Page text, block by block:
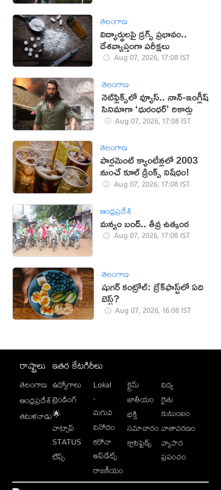
తెలంగాణ
విద్యార్థులపై డ్రగ్స్ ప్రభావం..
దేశవ్యాప్తంగా పరీక్షలు
Aug 07, 2026, 17:08 IST
తెలంగాణ
నెట్‌ఫ్లిక్స్‌లో వ్యూస్.. నాన్-ఇంగ్లీష్
సినిమాగా ‘ధురంధర్’ రికార్డు
Aug 07, 2026, 17:08 IST
తెలంగాణ
పార్లమెంట్ క్యాంటీన్లలో 2003
నుంచే కూల్ డ్రింక్స్ నిషేధం!
Aug 07, 2026, 17:08 IST
ఆంధ్రప్రదేశ్
మన్యం బంద్.. తీవ్ర ఉత్కంఠ
Aug 07, 2026, 17:08 IST
తెలంగాణ
షుగర్ కంట్రోల్: బ్రేక్‌ఫాస్ట్‌లో ఏది
బెస్ట్?
Aug 07, 2026, 16:08 IST
రాష్ట్రాలు
తెలంగాణ
ఆంధ్రప్రదేశ్
తమిళనాడు
ఇతర కేటగిరీలు
ఉద్యోగాలు
ట్రెండింగ్
🌟
వాట్సాప్
STATUS
టిప్స్
Lokal
-
మగువ
వినోదం
కరోనా
అప్‌డేట్స్
రాజకీయం
క్రైమ్
జాతీయం
భక్తి
సమాచారం
క్లాసిఫైడ్స్
విద్య
రైతు
కుటుంబం
వాతావరణం
వ్యాపార
ప్రపంచం